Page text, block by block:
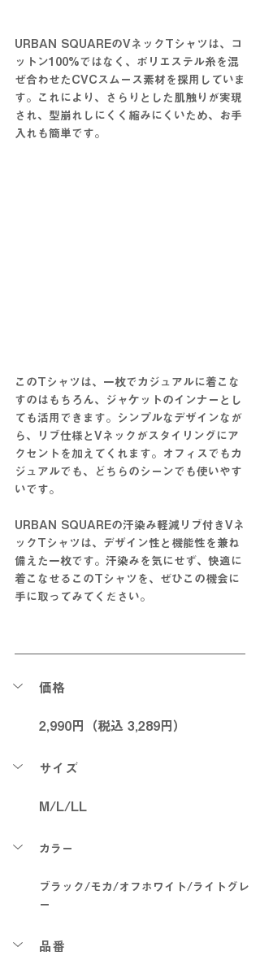
URBAN SQUAREのVネックTシャツは、コ
ットン100%ではなく、ポリエステル糸を混
ぜ合わせたCVCスムース素材を採用していま
す。これにより、さらりとした肌触りが実現
され、型崩れしにくく縮みにくいため、お手
入れも簡単です。
このTシャツは、一枚でカジュアルに着こな
すのはもちろん、ジャケットのインナーとし
ても活用できます。シンプルなデザインなが
ら、リブ仕様とVネックがスタイリングにア
クセントを加えてくれます。オフィスでもカ
ジュアルでも、どちらのシーンでも使いやす
いです。
URBAN SQUAREの汗染み軽減リブ付きVネ
ックTシャツは、デザイン性と機能性を兼ね
備えた一枚です。汗染みを気にせず、快適に
着こなせるこのTシャツを、ぜひこの機会に
手に取ってみてください。
価格
2,990円（税込 3,289円）
サイズ
M/L/LL
カラー
ブラック/モカ/オフホワイト/ライトグレ
ー
品番